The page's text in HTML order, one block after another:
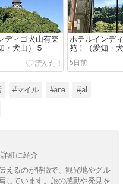
ディゴ犬山有楽
・犬山）５
ホテルインデ
苑！（愛知・
5日前
#マイル #ana #jal
細に紹介
えるのが特徴で、観光地やグル
しています。旅の感動や発見を